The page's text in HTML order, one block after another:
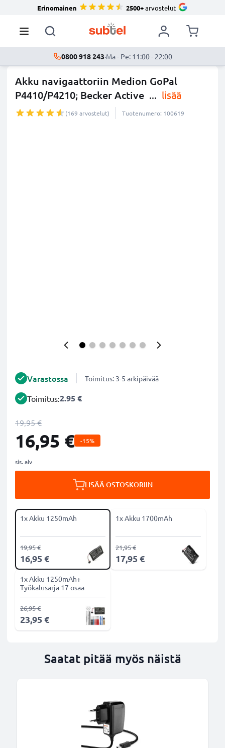
Erinomainen 2500+arvostelut
0800 918 243·Ma - Pe: 11:00 - 22:00
Akku navigaattoriin Medion GoPal
P4410/P4210; Becker Active ... lisää
(169 arvostelut) Tuotenumero: 100619
Varastossa Toimitus: 3-5 arkipäivää
Toimitus:2.95 €
19,95 €
16,95 € -15%
sis. alv
LISÄÄ OSTOSKORIIN
1x Akku 1250mAh
16,95 €
19,95 €
1x Akku 1700mAh
17,95 €
21,95 €
1x Akku 1250mAh+
Työkalusarja 17 osaa
23,95 €
26,95 €
Saatat pitää myös näistä